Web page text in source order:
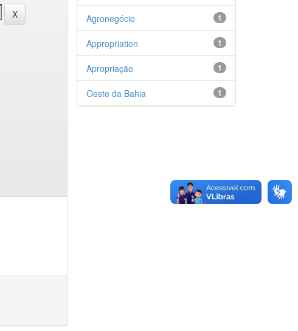
1
Agronegócio
1
Appropriation
1
Apropriação
1
Oeste da Bahia